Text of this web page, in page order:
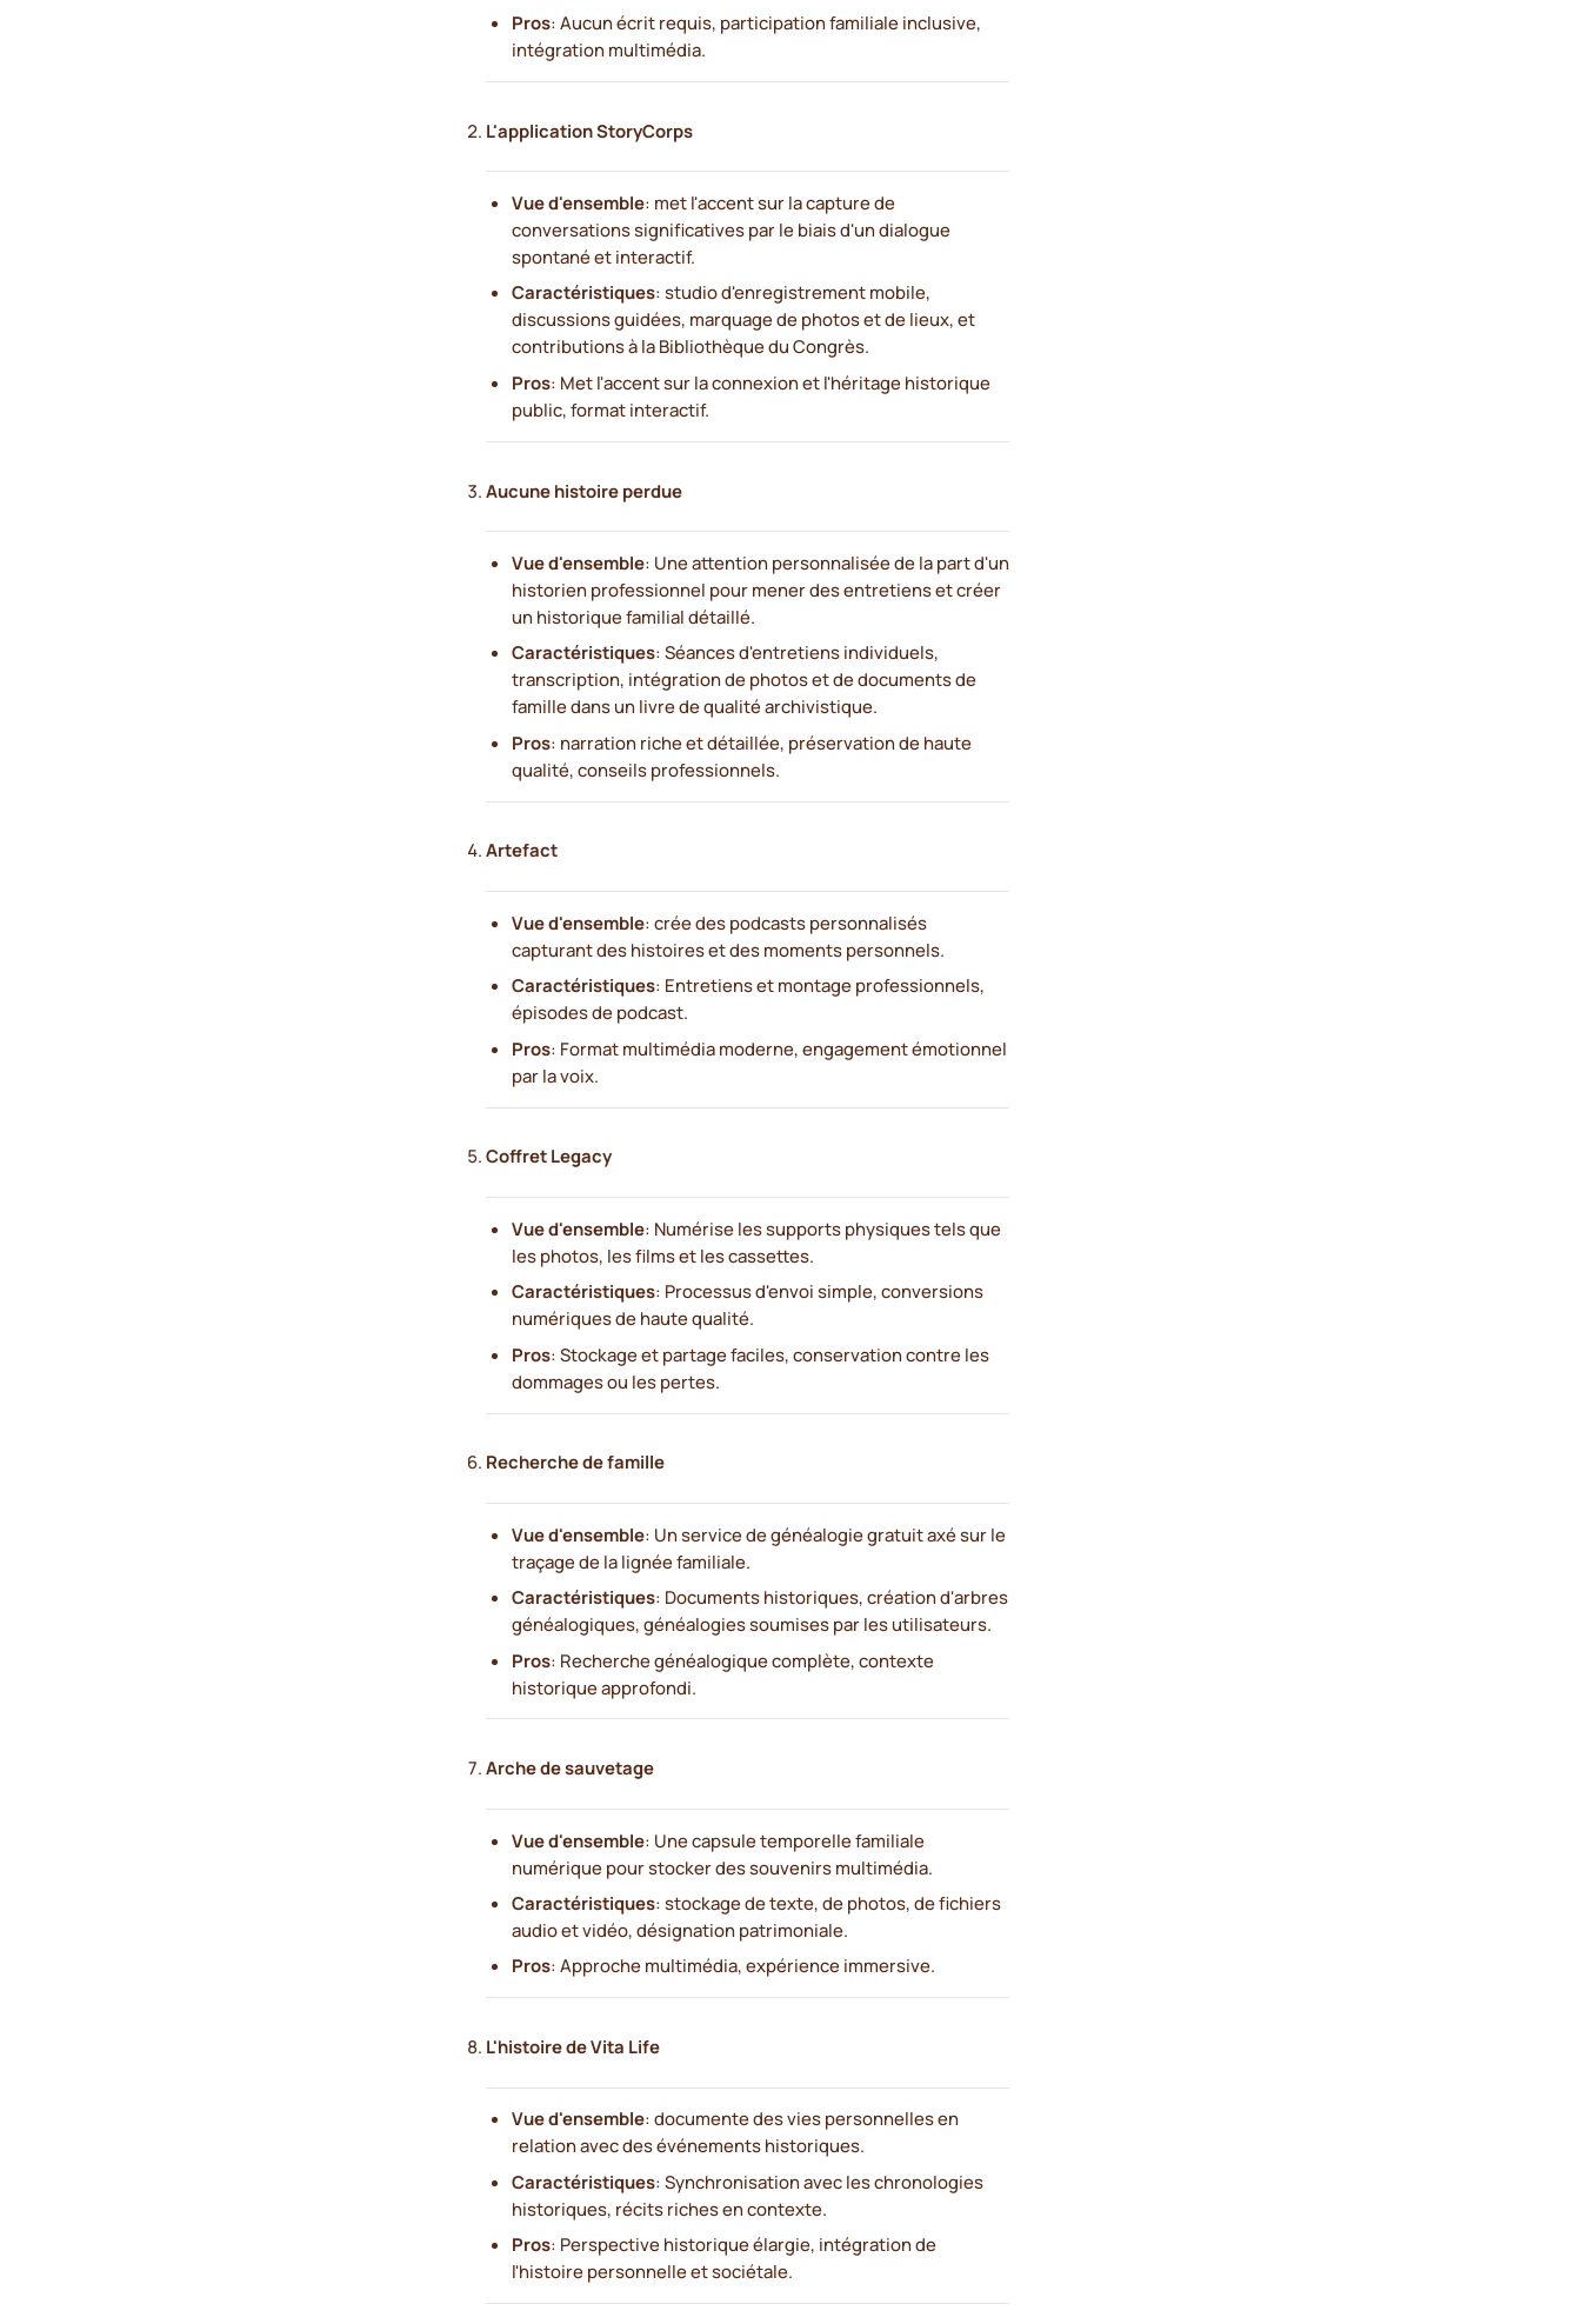
Pros: Aucun écrit requis, participation familiale inclusive,
intégration multimédia.
L'application StoryCorps
Vue d'ensemble: met l'accent sur la capture de
conversations significatives par le biais d'un dialogue
spontané et interactif.
Caractéristiques: studio d'enregistrement mobile,
discussions guidées, marquage de photos et de lieux, et
contributions à la Bibliothèque du Congrès.
Pros: Met l'accent sur la connexion et l'héritage historique
public, format interactif.
Aucune histoire perdue
Vue d'ensemble: Une attention personnalisée de la part d'un
historien professionnel pour mener des entretiens et créer
un historique familial détaillé.
Caractéristiques: Séances d'entretiens individuels,
transcription, intégration de photos et de documents de
famille dans un livre de qualité archivistique.
Pros: narration riche et détaillée, préservation de haute
qualité, conseils professionnels.
Artefact
Vue d'ensemble: crée des podcasts personnalisés
capturant des histoires et des moments personnels.
Caractéristiques: Entretiens et montage professionnels,
épisodes de podcast.
Pros: Format multimédia moderne, engagement émotionnel
par la voix.
Coffret Legacy
Vue d'ensemble: Numérise les supports physiques tels que
les photos, les films et les cassettes.
Caractéristiques: Processus d'envoi simple, conversions
numériques de haute qualité.
Pros: Stockage et partage faciles, conservation contre les
dommages ou les pertes.
Recherche de famille
Vue d'ensemble: Un service de généalogie gratuit axé sur le
traçage de la lignée familiale.
Caractéristiques: Documents historiques, création d'arbres
généalogiques, généalogies soumises par les utilisateurs.
Pros: Recherche généalogique complète, contexte
historique approfondi.
Arche de sauvetage
Vue d'ensemble: Une capsule temporelle familiale
numérique pour stocker des souvenirs multimédia.
Caractéristiques: stockage de texte, de photos, de fichiers
audio et vidéo, désignation patrimoniale.
Pros: Approche multimédia, expérience immersive.
L'histoire de Vita Life
Vue d'ensemble: documente des vies personnelles en
relation avec des événements historiques.
Caractéristiques: Synchronisation avec les chronologies
historiques, récits riches en contexte.
Pros: Perspective historique élargie, intégration de
l'histoire personnelle et sociétale.